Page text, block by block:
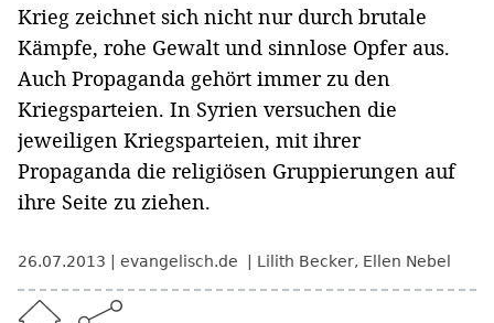
Krieg zeichnet sich nicht nur durch brutale
Kämpfe, rohe Gewalt und sinnlose Opfer aus.
Auch Propaganda gehört immer zu den
Kriegsparteien. In Syrien versuchen die
jeweiligen Kriegsparteien, mit ihrer
Propaganda die religiösen Gruppierungen auf
ihre Seite zu ziehen.
26.07.2013 evangelisch.de Lilith Becker, Ellen Nebel